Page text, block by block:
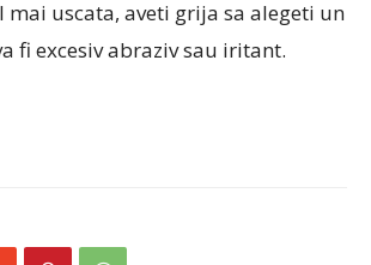
mai uscata, aveti grija sa alegeti un
fi excesiv abraziv sau iritant.